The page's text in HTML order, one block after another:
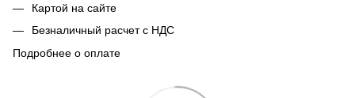
Картой на сайте
Безналичный расчет с НДС
Подробнее о оплате